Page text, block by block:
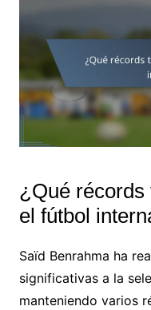
¿Qué récords
el fútbol
Saïd Benrahma ha
significativas a la
manteniendo varios